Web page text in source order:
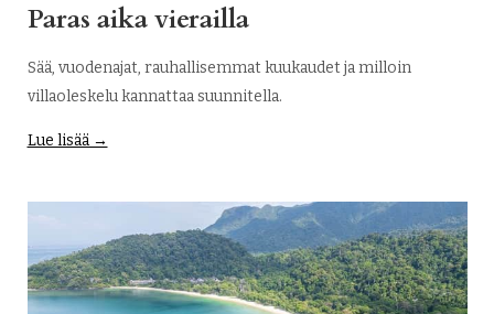
Paras aika vierailla
Sää, vuodenajat, rauhallisemmat kuukaudet ja milloin
villaoleskelu kannattaa suunnitella.
Lue lisää →